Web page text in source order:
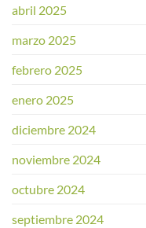
abril 2025
marzo 2025
febrero 2025
enero 2025
diciembre 2024
noviembre 2024
octubre 2024
septiembre 2024